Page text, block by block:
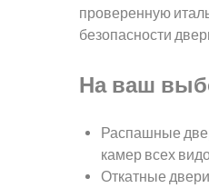
проверенную
безопасности
На ваш
Распашные
камер всех
Откатные